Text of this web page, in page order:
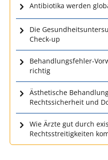
Antibiotika werden
Die
Check-up
Behandlungsfehler-
richtig
Ästhetische
Rechtssicherheit und
Wie Ärzte gut durch
Rechtsstreitigkeiten